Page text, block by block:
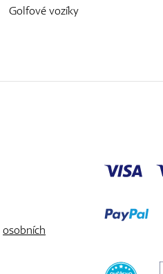
Golfové vozíky
osobních